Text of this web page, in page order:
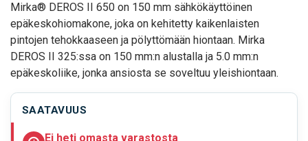
Mirka® DEROS II 650 on 150 mm sähkökäyttöinen
epäkeskohiomakone, joka on kehitetty kaikenlaisten
pintojen tehokkaaseen ja pölyttömään hiontaan. Mirka
DEROS II 325:ssa on 150 mm:n alustalla ja 5.0 mm:n
epäkeskoliike, jonka ansiosta se soveltuu yleishiontaan.
SAATAVUUS
Ei heti omasta varastosta